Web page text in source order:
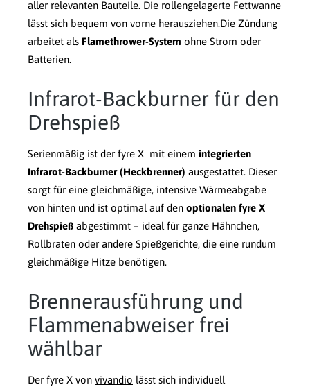
aller relevanten Bauteile. Die rollengelagerte Fettwanne
lässt sich bequem von vorne herausziehen.Die Zündung
arbeitet als Flamethrower-System ohne Strom oder
Batterien.
Infrarot-Backburner für den
Drehspieß
Serienmäßig ist der fyre X mit einem integrierten
Infrarot-Backburner (Heckbrenner) ausgestattet. Dieser
sorgt für eine gleichmäßige, intensive Wärmeabgabe
von hinten und ist optimal auf den optionalen fyre X
Drehspieß abgestimmt – ideal für ganze Hähnchen,
Rollbraten oder andere Spießgerichte, die eine rundum
gleichmäßige Hitze benötigen.
Brennerausführung und
Flammenabweiser frei
wählbar
Der fyre X von vivandio lässt sich individuell